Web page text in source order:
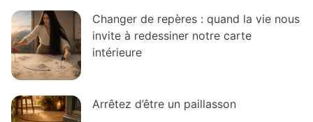
Changer de repères : quand la vie nous
invite à redessiner notre carte
intérieure
Arrêtez d’être un paillasson